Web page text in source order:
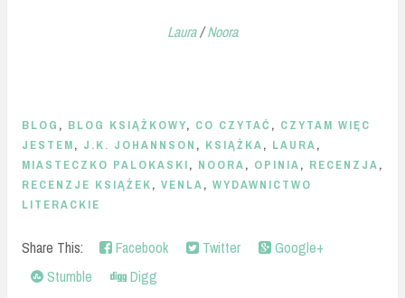
Laura/Noora
BLOG , BLOG KSIĄŻKOWY, CO CZYTAĆ , CZYTAM WIĘC
JESTEM, J.K. JOHANNSON , KSIĄŻKA, LAURA,
MIASTECZKO PALOKASKI, NOORA, OPINIA, RECENZJA,
RECENZJE KSIĄŻEK, VENLA, WYDAWNICTWO
LITERACKIE
Share This: Facebook Twitter
Google+
Stumble
Digg